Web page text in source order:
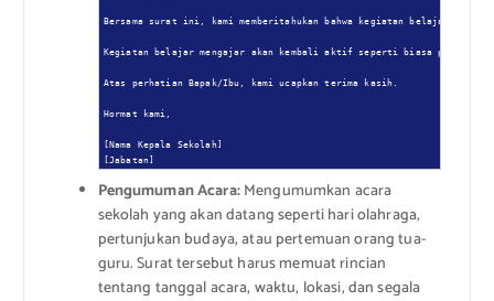
Bersama surat ini, kami memberitahukan bahwa kegiatan belajar
Kegiatan belajar mengajar akan kembali aktif seperti biasa pada
Atas perhatian Bapak/Ibu, kami ucapkan terima kasih.
Hormat kami,
[Nama Kepala Sekolah]
[Jabatan]
Pengumuman Acara:Mengumumkan acara
sekolah yang akan datang seperti hari olahraga,
pertunjukan budaya, atau pertemuan orang tua-
guru. Surat tersebut harus memuat rincian
tentang tanggal acara, waktu, lokasi, dan segala